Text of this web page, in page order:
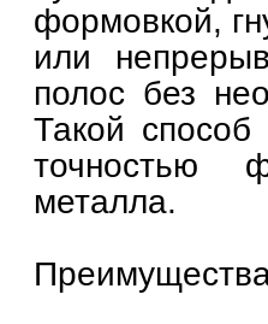
формовкой,
или
полос без
Такой способ
точностью
металла.